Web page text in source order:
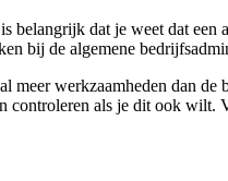
dat je weet dat
bij de algemene
werkzaamheden dan
als je dit ook